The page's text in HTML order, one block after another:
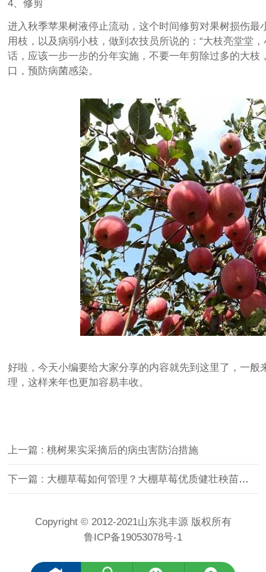
4、修剪
进入秋季苹果树液停止流动，这个时间修剪对果树损伤
用枝，以及病弱小枝，做到农技员所说的：“大枝亮堂堂
话，应该一步一步的分年实施，不要一年剪除过多的大
口，预防病菌感染。
好啦，今天小编要给大家分享的内容就先到这里了，一
理，这样来年也更加容易丰收。
上一篇 : 桃树果实采摘后的病虫害防治措施
下一篇 : 大棚草莓如何管理？大棚草莓优质健壮秧苗培育关键技术
Copyright © 2012-2021山东兆丰源 版权所有
鲁ICP备19053078号-1